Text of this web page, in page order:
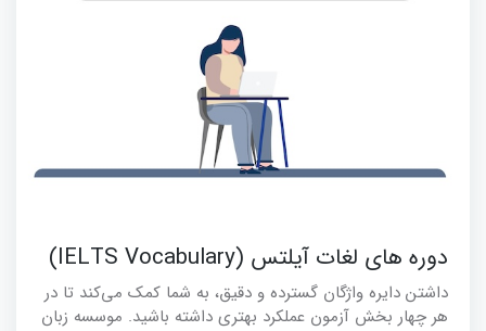
دوره های لغات آیلتس (IELTS Vocabulary)
داشتن دایره واژگان گسترده و دقیق، به شما کمک می‌کند تا در
هر چهار بخش آزمون عملکرد بهتری داشته باشید. موسسه زبان